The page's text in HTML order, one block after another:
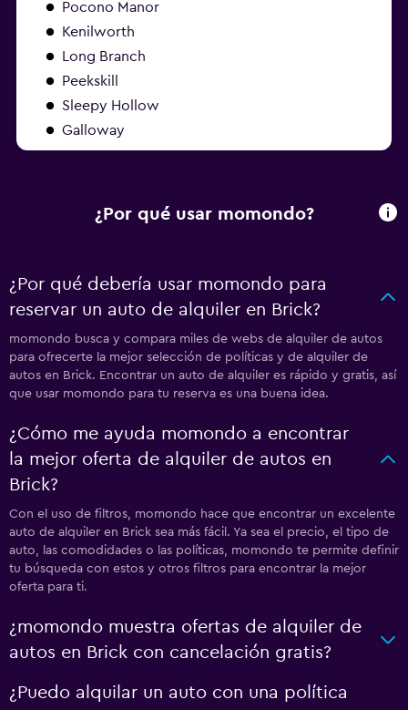
Pocono Manor
Kenilworth
Long Branch
Peekskill
Sleepy Hollow
Galloway
¿Por qué usar momondo?
¿Por qué debería usar momondo para
reservar un auto de alquiler en Brick?
momondo busca y compara miles de webs de alquiler de autos
para ofrecerte la mejor selección de políticas y de alquiler de
autos en Brick. Encontrar un auto de alquiler es rápido y gratis, así
que usar momondo para tu reserva es una buena idea.
¿Cómo me ayuda momondo a encontrar
la mejor oferta de alquiler de autos en
Brick?
Con el uso de filtros, momondo hace que encontrar un excelente
auto de alquiler en Brick sea más fácil. Ya sea el precio, el tipo de
auto, las comodidades o las políticas, momondo te permite definir
tu búsqueda con estos y otros filtros para encontrar la mejor
oferta para ti.
¿momondo muestra ofertas de alquiler de
autos en Brick con cancelación gratis?
¿Puedo alquilar un auto con una política